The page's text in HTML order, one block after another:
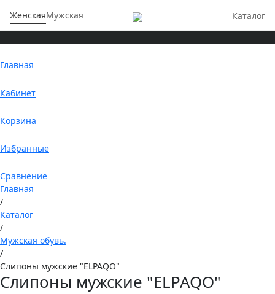
ЖенскаяМужская Каталог
Главная
Кабинет
Корзина
Избранные
Сравнение
Главная
/
Каталог
/
Мужская обувь.
/
Слипоны мужские "ELPAQO"
Слипоны мужские "ELPAQO"